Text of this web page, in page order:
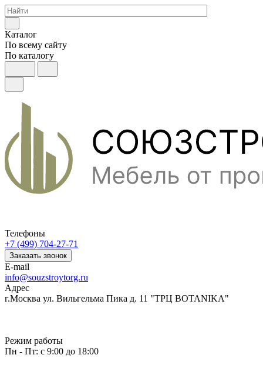
Каталог
По всему сайту
По каталогу
Телефоны
+7 (499) 704-27-71
Заказать звонок
E-mail
info@souzstroytorg.ru
Адрес
г.Москва ул. Вильгельма Пика д. 11 "ТРЦ BOTANIKA"
Режим работы
Пн - Пт: с 9:00 до 18:00